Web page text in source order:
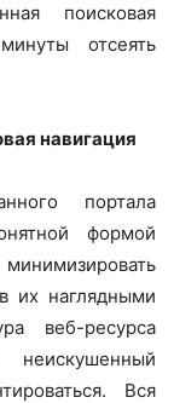
поисковая
отсеять
навигация
портала
формой
их наглядными
веб-ресурса
Вся